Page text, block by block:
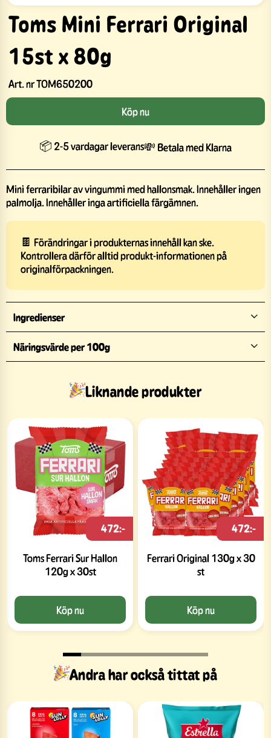
Toms Mini Ferrari Original
15st x 80g
Art. nrTOM650200
Köp nu
📦 2-5 vardagar leverans💸 Betala med Klarna
Mini ferraribilar av vingummi med hallonsmak. Innehåller ingen
palmolja. Innehåller inga artificiella färgämnen.
🍫 Förändringar i produkternas innehåll kan ske.
Kontrollera därför alltid produkt-informationen på
originalförpackningen.
Ingredienser
Näringsvärde per 100g
Liknande produkter
Toms Ferrari Sur Hallon
120g x 30st
472:-
Köp nu
Ferrari Original 130g x 30
st
472:-
Köp nu
Andra har också tittat på